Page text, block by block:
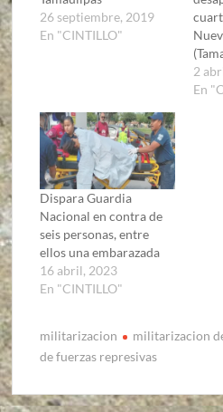
26 septiembre, 2019
En "CINTILLO"
2
En
Dispara Guardia
Nacional en contra de
seis personas, entre
ellos una embarazada
16 abril, 2023
En "CINTILLO"
militarizacion militarizacion
de fuerzas represivas